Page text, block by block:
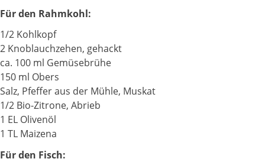
Für den Rahmkohl:
1/2 Kohlkopf
2 Knoblauchzehen, gehackt
ca. 100 ml Gemüsebrühe
150 ml Obers
Salz, Pfeffer aus der Mühle, Muskat
1/2 Bio-Zitrone, Abrieb
1 EL Olivenöl
1 TL Maizena
Für den Fisch: